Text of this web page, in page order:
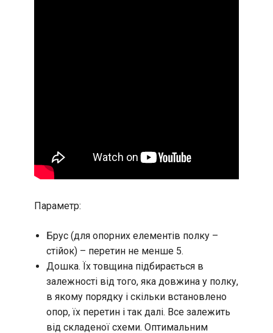
Параметр:
Брус (для опорних елементів полку –
стійок) – перетин не менше 5.
Дошка. Їх товщина підбирається в
залежності від того, яка довжина у полку,
в якому порядку і скільки встановлено
опор, їх перетин і так далі. Все залежить
від складеної схеми. Оптимальним